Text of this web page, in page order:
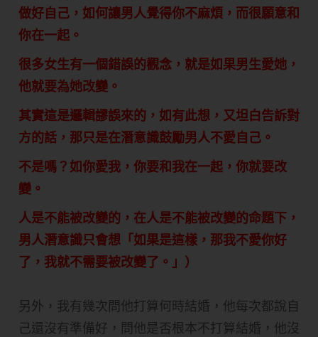
做好自己，如何讓男人覺得你不麻煩，而很願意和
你在一起。
很多女生有一個錯誤的觀念，就是如果男生愛她，
他就要為她改變。
其實這是邏輯謬誤來的，如有此想，又坦白告訴對
方的話，那只是在潛意識鼓勵男人不愛自己。
不是嗎？如你愛我，你要和我在一起，你就要改
變。
人是不能被改變的，在人是不能被改變的命題下，
男人潛意識只會想「如果是這樣，那我不愛你好
了，我就不需要被改變了。」）
另外，我有幾次問他打算何時結婚，他每次都說自
己還沒有準備好，問他是否根本不打算結婚，他沒